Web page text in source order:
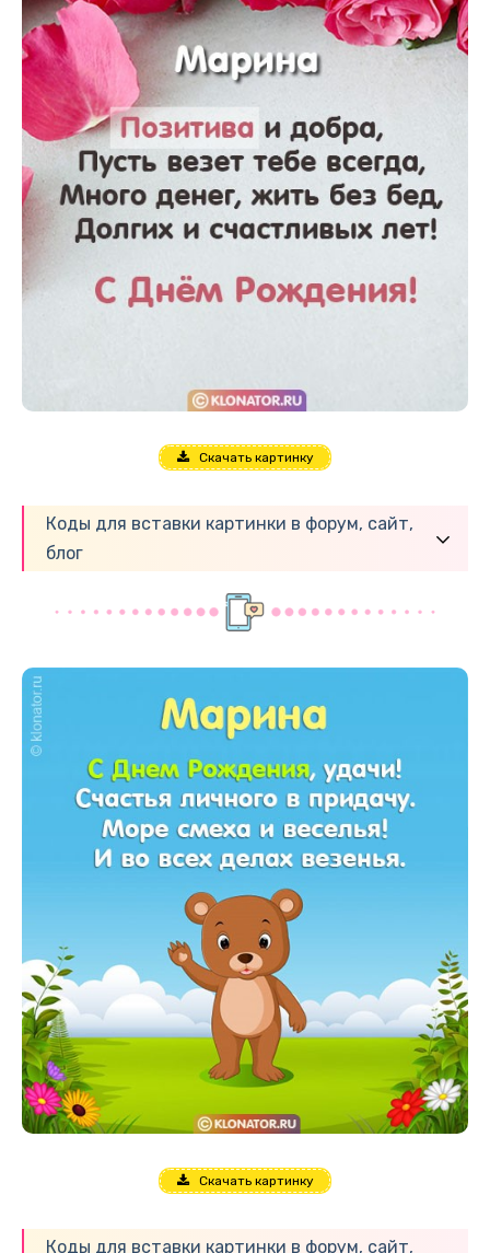
Скачать картинку
Коды для вставки картинки в форум, сайт,
блог
Скачать картинку
Коды для вставки картинки в форум, сайт,